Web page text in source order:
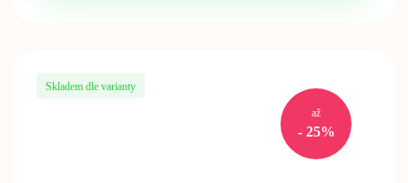
až
- 25%
Skladem dle varianty